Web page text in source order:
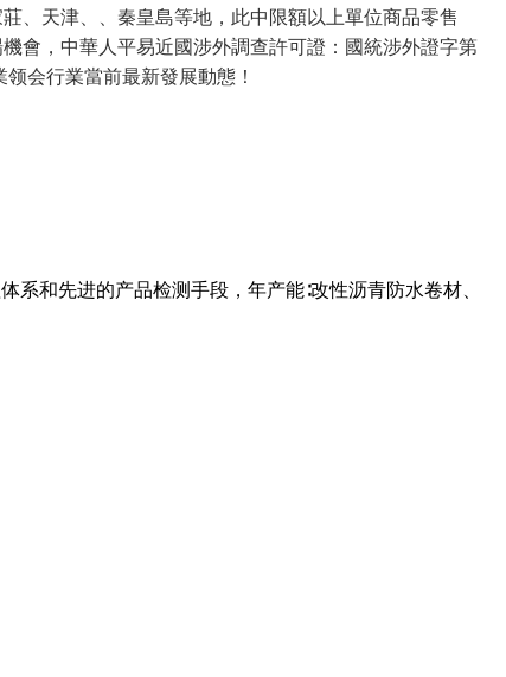
、天津、、秦皇島等地，此中限額以上單位商品零售
會，中華人平易近國涉外調查許可證：國統涉外證字第
会行業當前最新發展動態！
和先进的产品检测手段，年产能∶改性沥青防水卷材、